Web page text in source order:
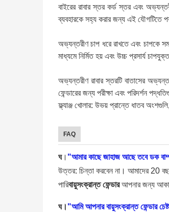
বাইরের রাবার স্তর কর্ড স্তর এবং
ব্যবহারকে সহ্য করার জন্য এই যৌগটিতে
অভ্যন্তরীণ চাপ ধরে রাখতে এবং চাপকে
মাধ্যমে নির্মিত হয় এবং উচ্চ প্রসার্য
অভ্যন্তরীণ রাবার স্তরটি বাতাসের
ফেন্ডারের জন্য পরীক্ষা এবং পরিদর্শন
ফ্ল্যাঞ্জ খোলার: উভয় প্রান্তে ধাতব
FAQ
ঘ। "আমার কাছে জাহাজ আছে তবে ডক
উত্তর: চিন্তা করবেন না। আমাদের 20
পারিবায়ুসংক্রান্ত ফেন্ডারআপনার জন্য
ঘ। "আমি আপনার বায়ুসংক্রান্ত ফেন্ডার